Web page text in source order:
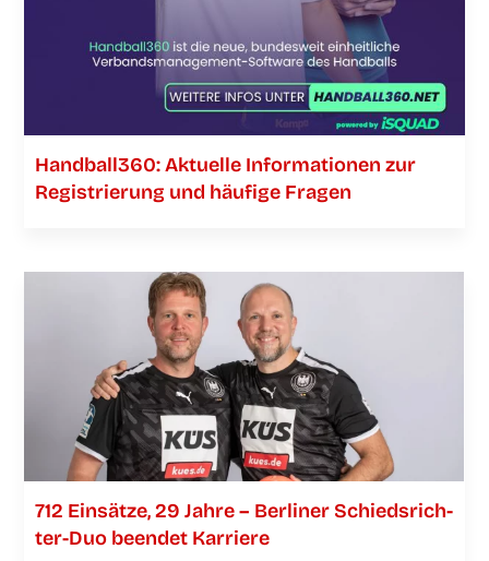
Handball360: Aktu­el­le Infor­ma­tio­nen zur
Regis­trie­rung und häu­fi­ge Fragen
712 Ein­sät­ze, 29 Jah­re – Ber­li­ner Schieds­­­rich­­­
ter-Duo been­det Karriere